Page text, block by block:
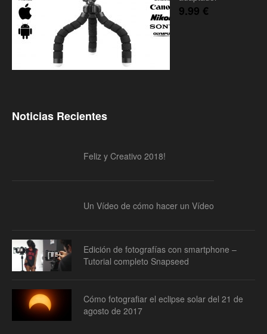
9.99 €
Noticias Recientes
Feliz y Creativo 2018!
Un Vídeo de cómo hacer un Vídeo
Edición de fotografías con smartphone –
Tutorial completo Snapseed
Cómo fotografiar el eclipse solar del 21 de
agosto de 2017